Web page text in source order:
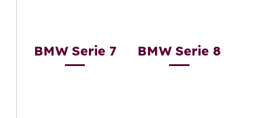
BMW Serie 7 BMW Serie 8